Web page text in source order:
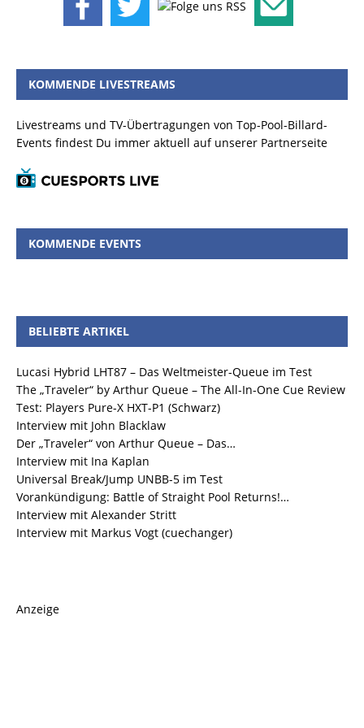
KOMMENDE LIVESTREAMS
Livestreams und TV-Übertragungen von Top-Pool-Billard-
Events findest Du immer aktuell auf unserer Partnerseite
KOMMENDE EVENTS
BELIEBTE ARTIKEL
Lucasi Hybrid LHT87 – Das Weltmeister-Queue im Test
The „Traveler“ by Arthur Queue – The All-In-One Cue Review
Test: Players Pure-X HXT-P1 (Schwarz)
Interview mit John Blacklaw
Der „Traveler“ von Arthur Queue – Das…
Interview mit Ina Kaplan
Universal Break/Jump UNBB-5 im Test
Vorankündigung: Battle of Straight Pool Returns!…
Interview mit Alexander Stritt
Interview mit Markus Vogt (cuechanger)
Anzeige